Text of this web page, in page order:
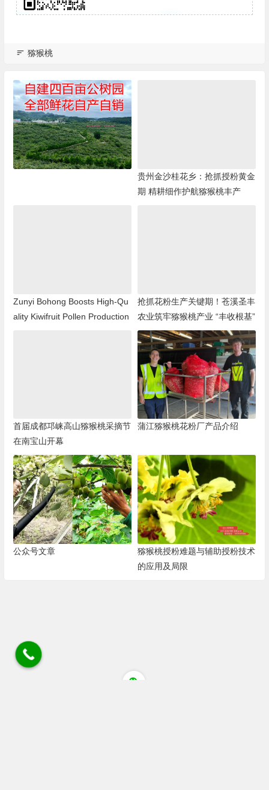
猕猴桃
贵州金沙桂花乡：抢抓授粉黄金
期 精耕细作护航猕猴桃丰产
Zunyi Bohong Boosts High-Qu
ality Kiwifruit Pollen Production
抢抓花粉生产关键期！苍溪圣丰
农业筑牢猕猴桃产业 “丰收根基”
首届成都邛崃高山猕猴桃采摘节
在南宝山开幕
蒲江猕猴桃花粉厂产品介绍
公众号文章
猕猴桃授粉难题与辅助授粉技术
的应用及局限